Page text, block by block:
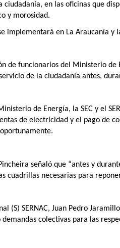
ciudadanía, en las oficinas que
y morosidad.
implementará en La Araucanía y
de funcionarios del Ministerio
de la ciudadanía antes,
de Energía, la SEC y el
de electricidad y el pago de
señaló que “antes y
cuadrillas necesarias para
(S) SERNAC, Juan Pedro
demandas colectivas para las